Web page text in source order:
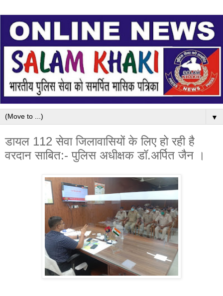
▼
डायल 112 सेवा जिलावासियों के लिए हो रही है
वरदान साबित:- पुलिस अधीक्षक डॉ.अर्पित जैन ।